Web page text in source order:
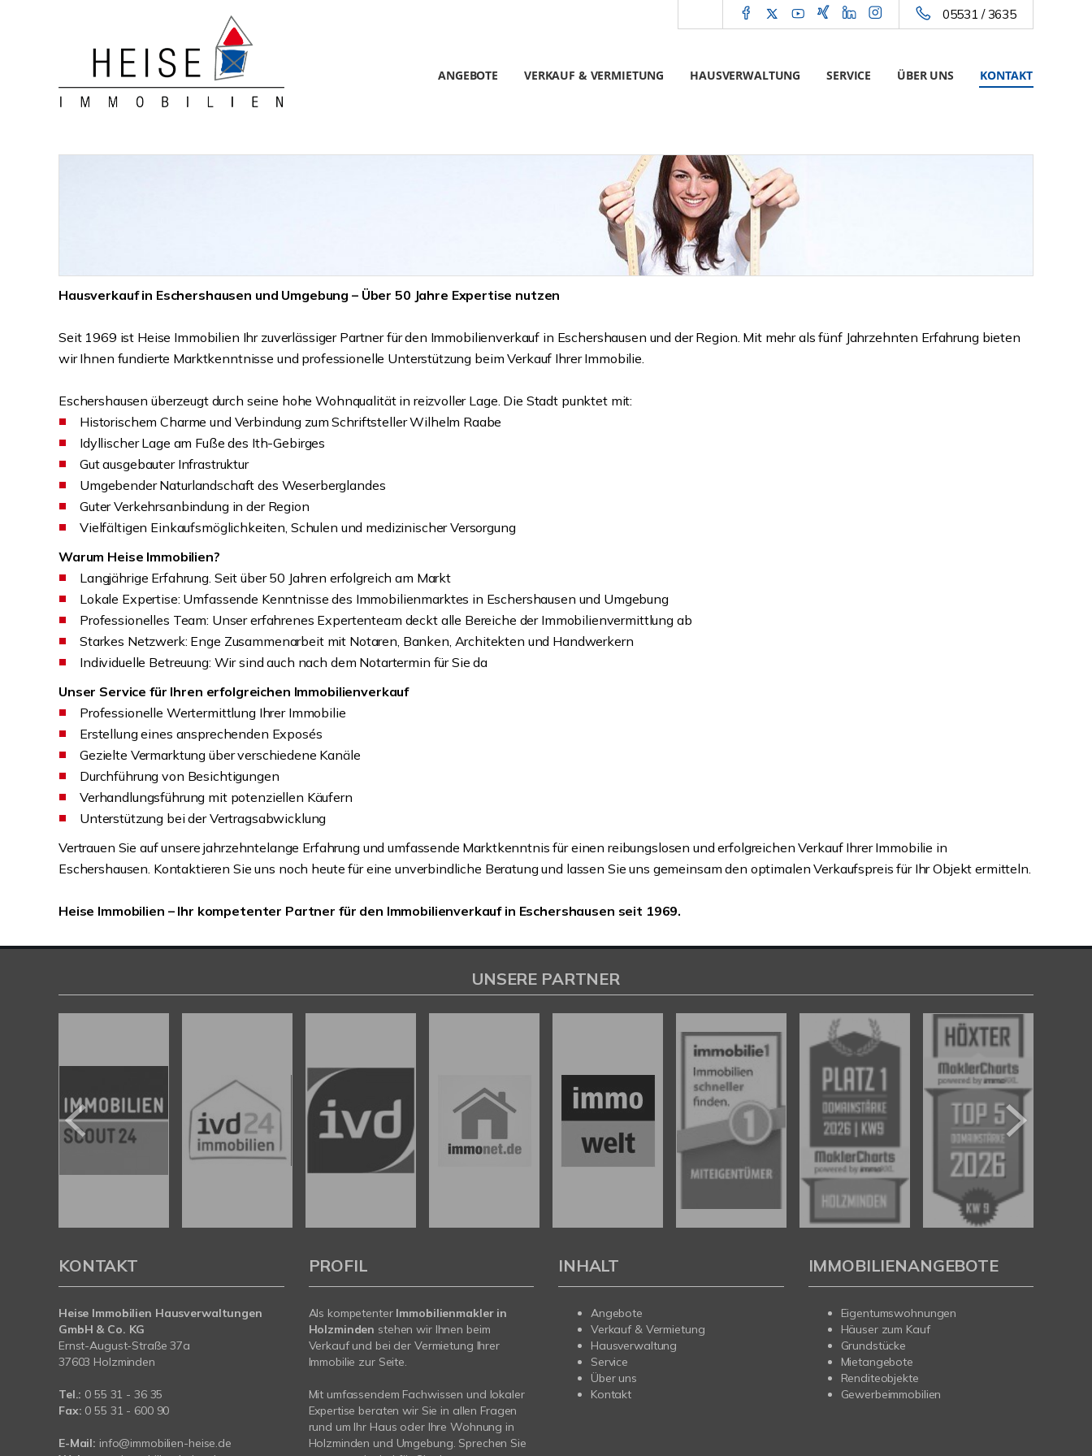
05531 / 3635
ANGEBOTE VERKAUF & VERMIETUNG HAUSVERWALTUNG SERVICE ÜBER UNS KONTAKT
Hausverkauf in Eschershausen und Umgebung – Über 50 Jahre Expertise nutzen
Seit 1969 ist Heise Immobilien Ihr zuverlässiger Partner für den Immobilienverkauf in Eschershausen und der Region. Mit mehr als fünf Jahrzehnten Erfahrung bieten
wir Ihnen fundierte Marktkenntnisse und professionelle Unterstützung beim Verkauf Ihrer Immobilie.
Eschershausen überzeugt durch seine hohe Wohnqualität in reizvoller Lage. Die Stadt punktet mit:
Historischem Charme und Verbindung zum Schriftsteller Wilhelm Raabe
Idyllischer Lage am Fuße des Ith-Gebirges
Gut ausgebauter Infrastruktur
Umgebender Naturlandschaft des Weserberglandes
Guter Verkehrsanbindung in der Region
Vielfältigen Einkaufsmöglichkeiten, Schulen und medizinischer Versorgung
Warum Heise Immobilien?
Langjährige Erfahrung. Seit über 50 Jahren erfolgreich am Markt
Lokale Expertise: Umfassende Kenntnisse des Immobilienmarktes in Eschershausen und Umgebung
Professionelles Team: Unser erfahrenes Expertenteam deckt alle Bereiche der Immobilienvermittlung ab
Starkes Netzwerk: Enge Zusammenarbeit mit Notaren, Banken, Architekten und Handwerkern
Individuelle Betreuung: Wir sind auch nach dem Notartermin für Sie da
Unser Service für Ihren erfolgreichen Immobilienverkauf
Professionelle Wertermittlung Ihrer Immobilie
Erstellung eines ansprechenden Exposés
Gezielte Vermarktung über verschiedene Kanäle
Durchführung von Besichtigungen
Verhandlungsführung mit potenziellen Käufern
Unterstützung bei der Vertragsabwicklung
Vertrauen Sie auf unsere jahrzehntelange Erfahrung und umfassende Marktkenntnis für einen reibungslosen und erfolgreichen Verkauf Ihrer Immobilie in
Eschershausen. Kontaktieren Sie uns noch heute für eine unverbindliche Beratung und lassen Sie uns gemeinsam den optimalen Verkaufspreis für Ihr Objekt ermitteln.
Heise Immobilien – Ihr kompetenter Partner für den Immobilienverkauf in Eschershausen seit 1969.
UNSERE PARTNER
KONTAKT
Heise Immobilien Hausverwaltungen
GmbH & Co. KG
Ernst-August-Straße 37a
37603 Holzminden
Tel.: 0 55 31 - 36 35
Fax: 0 55 31 - 600 90
E-Mail: info@immobilien-heise.de
PROFIL
Als kompetenter Immobilienmakler in
Holzminden stehen wir Ihnen beim
Verkauf und bei der Vermietung Ihrer
Immobilie zur Seite.
Mit umfassendem Fachwissen und lokaler
Expertise beraten wir Sie in allen Fragen
rund um Ihr Haus oder Ihre Wohnung in
Holzminden und Umgebung. Sprechen Sie
INHALT
Angebote
Verkauf & Vermietung
Hausverwaltung
Service
Über uns
Kontakt
IMMOBILIENANGEBOTE
Eigentumswohnungen
Häuser zum Kauf
Grundstücke
Mietangebote
Renditeobjekte
Gewerbeimmobilien